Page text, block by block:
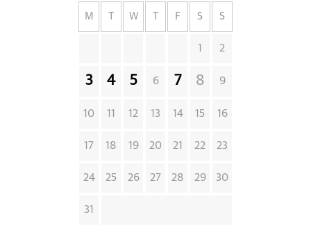
M W F S S
1 2
3 4 5 6 7 8 9
10 11 12 13 14 15 16
17 18 19 20 21 22 23
24 25 26 27 28 29 30
31